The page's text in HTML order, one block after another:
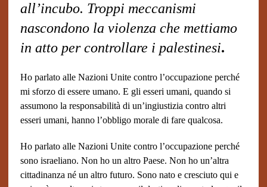
all’incubo. Troppi meccanismi
nascondono la violenza che mettiamo
in atto per controllare i palestinesi.
Ho parlato alle Nazioni Unite contro l’occupazione perché
mi sforzo di essere umano. E gli esseri umani, quando si
assumono la responsabilità di un’ingiustizia contro altri
esseri umani, hanno l’obbligo morale di fare qualcosa.
Ho parlato alle Nazioni Unite contro l’occupazione perché
sono israeliano. Non ho un altro Paese. Non ho un’altra
cittadinanza né un altro futuro. Sono nato e cresciuto qui e